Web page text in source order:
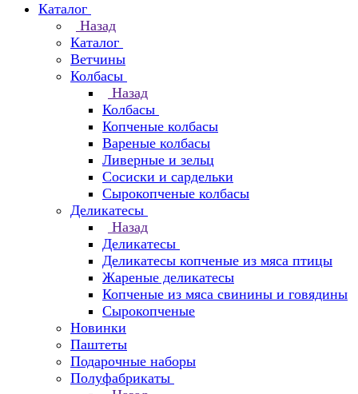
Каталог
Назад
Каталог
Ветчины
Колбасы
Назад
Колбасы
Копченые колбасы
Вареные колбасы
Ливерные и зельц
Сосиски и сардельки
Сырокопченые колбасы
Деликатесы
Назад
Деликатесы
Деликатесы копченые из мяса птицы
Жареные деликатесы
Копченые из мяса свинины и говядины
Сырокопченые
Новинки
Паштеты
Подарочные наборы
Полуфабрикаты